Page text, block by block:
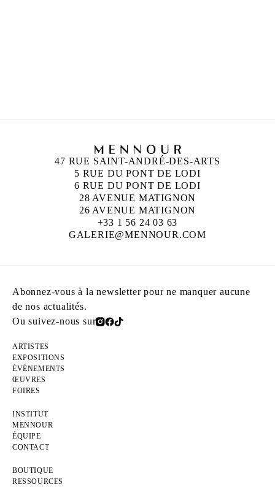
47 RUE SAINT-ANDRÉ-DES-ARTS
5 RUE DU PONT DE LODI
6 RUE DU PONT DE LODI
28 AVENUE MATIGNON
26 AVENUE MATIGNON
+33 1 56 24 03 63
GALERIE@MENNOUR.COM
Abonnez-vous à la newsletter pour ne manquer aucune
de nos actualités.
Ou suivez-nous sur
ARTISTES
EXPOSITIONS
ÉVÉNEMENTS
ŒUVRES
FOIRES
INSTITUT
MENNOUR
ÉQUIPE
CONTACT
BOUTIQUE
RESSOURCES